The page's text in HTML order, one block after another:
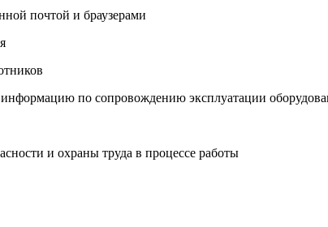
почтой и браузерами
информацию по сопровождению эксплуатации
и охраны труда в процессе работы